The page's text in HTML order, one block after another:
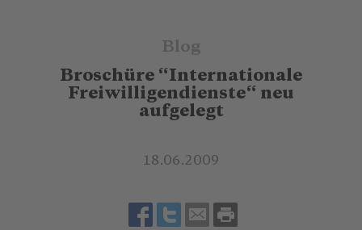
Blog
Broschüre “Internationale
Freiwilligendienste“ neu
aufgelegt
18.06.2009